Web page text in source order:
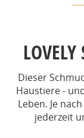
Dieser
Haustiere -
Leben. Je
jederzeit